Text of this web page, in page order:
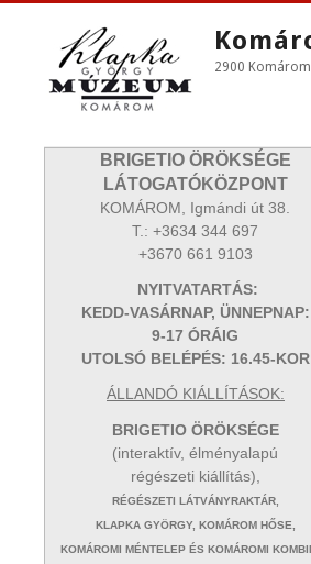
2900
BRIGETIO ÖRÖKSÉGE
LÁTOGATÓKÖZPONT
KOMÁROM, Igmándi út 38.
T.: +3634 344 697
+3670 661 9103
NYITVATARTÁS:
KEDD-VASÁRNAP, ÜNNEPNAP:
9-17 ÓRÁIG
UTOLSÓ BELÉPÉS: 16.45-KOR
ÁLLANDÓ KIÁLLÍTÁSOK:
BRIGETIO ÖRÖKSÉGE
(interaktív, élményalapú
régészeti kiállítás),
RÉGÉSZETI LÁTVÁNYRAKTÁR,
KLAPKA GYÖRGY, KOMÁROM HŐSE,
KOMÁROMI MÉNTELEP ÉS KOMÁROMI